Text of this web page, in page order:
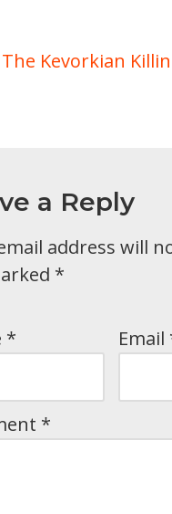
The Kevorkian
a Reply
address will
*
* Email
*